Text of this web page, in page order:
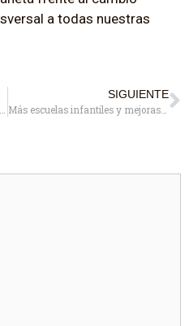
a todas nuestras
SIGUIENTE
Más escuelas infantiles y mejoras en colegios públicos entre las ideas que plantean desde el PSOE de Pozuelo